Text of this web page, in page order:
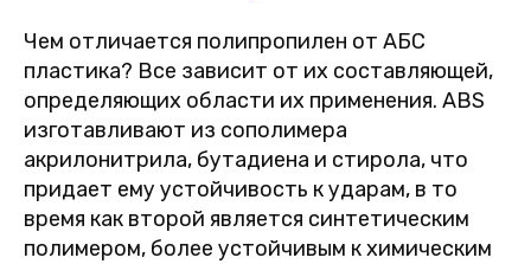
Чем отличается полипропилен от АБС
пластика? Все зависит от их составляющей,
определяющих области их применения. ABS
изготавливают из сополимера
акрилонитрила, бутадиена и стирола, что
придает ему устойчивость к ударам, в то
время как второй является синтетическим
полимером, более устойчивым к химическим